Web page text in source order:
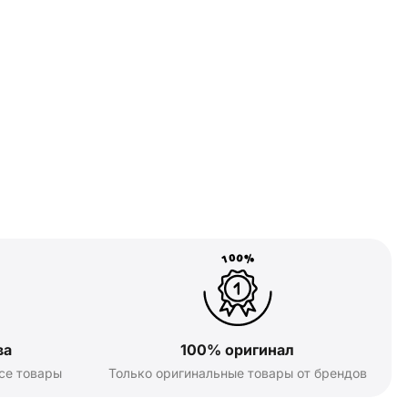
товары
100% оригинал
Только оригинальные товары от брендов